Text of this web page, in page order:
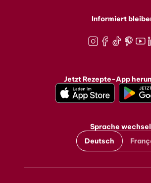
Informiert
Jetzt Rezepte-App
Sprache
Deutsch